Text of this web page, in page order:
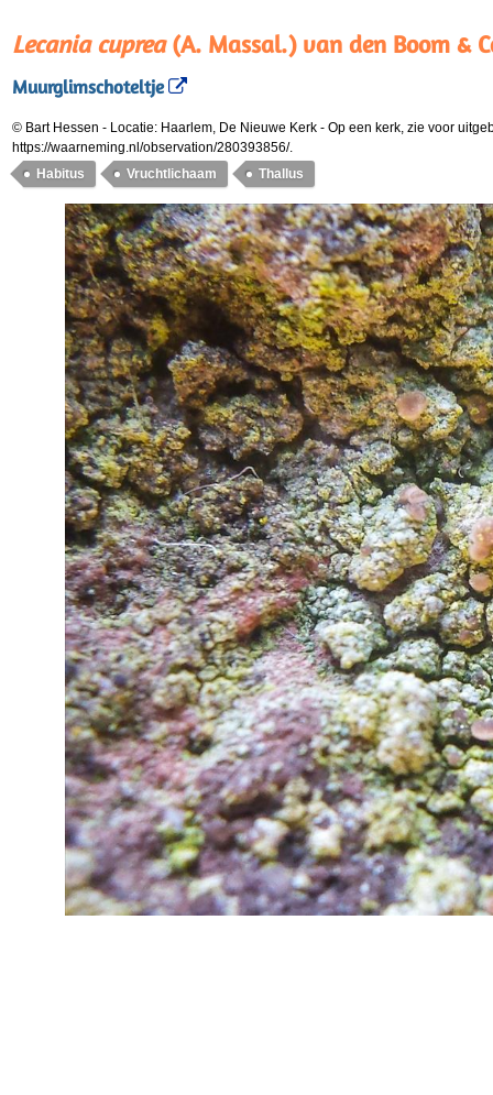
Lecania cuprea(A. Massal.) van den Boom &
Muurglimschoteltje
© Bart Hessen - Locatie: Haarlem, De Nieuwe Kerk - Op een kerk, zie voor
https://waarneming.nl/observation/280393856/.
Habitus
Vruchtlichaam Thallus